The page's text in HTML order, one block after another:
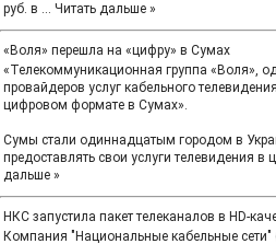
руб. в ... Читать дальше »
«Воля» перешла на «цифру» в Сумах
«Телекоммуникационная группа «Воля»,
провайдеров услуг кабельного
цифровом формате в Сумах».
Сумы стали одиннадцатым городом в
предоставлять свои услуги телевидения
дальше »
НКС запустила пакет телеканалов в HD-
Компания "Национальные кабельные сети"